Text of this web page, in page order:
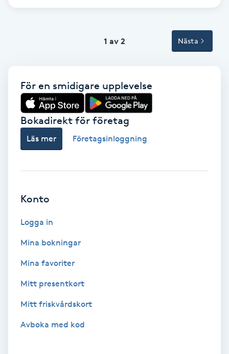
Torr hårbotten
Trådning
Träning
Tvätt & Fön
Vampyrbehandling
Vaxning
Veterinär
1 av 2 Nästa
För en smidigare upplevelse
Bokadirekt för företag
Läs mer Företagsinloggning
Konto
Logga in
Mina bokningar
Mina favoriter
Mitt presentkort
Mitt friskvårdskort
Avboka med kod